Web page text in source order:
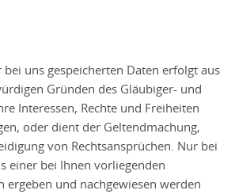
uns gespeicherten Daten erfolgt aus
Gründen des Gläubiger- und
Interessen, Rechte und Freiheiten
oder dient der Geltendmachung,
von Rechtsansprüchen. Nur bei
einer bei Ihnen vorliegenden
ergeben und nachgewiesen werden